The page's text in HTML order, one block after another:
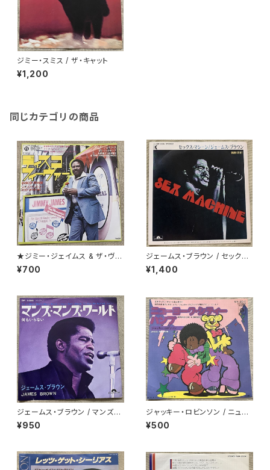
ジミー・スミス / ザ・キャット
¥1,200
同じカテゴリの商品
★ジミー・ジェイムス & ザ・ヴァ
ガボンズ / ディスコ・フィーヴァ
ー
¥700
ジェームス・ブラウン / セックス・
マシーン
¥1,400
ジェームス・ブラウン / マンズ・
マンズ・ワールド
¥950
ジャッキー・ロビンソン / ニュー
ヨーク・シティー・バンプ
¥500